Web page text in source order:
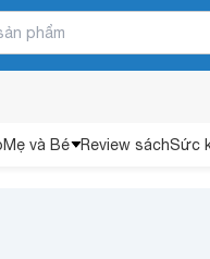
Mẹ và Bé Review sáchSức